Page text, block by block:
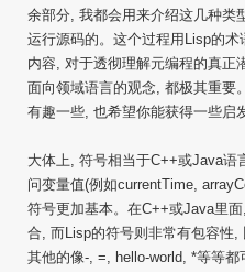
余部分, 我都会用来介绍这几种类
运行源码的。这个过程用Lisp的
内容, 对于透彻理解元编程的真正
面向领域语言的观念, 都极其重要
有趣一些, 也希望你能获得一些启
大体上, 符号相当于C++或Java语
问变量值(例如currentTime,
符号更加基本。在C++或Java里
合, 而Lisp的符号则非常有包容性
其他的像-, =, hello-world, *等等